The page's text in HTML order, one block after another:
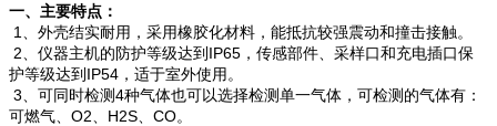
一、主要特点：
1、外壳结实耐用，采用橡胶化材料，能抵抗较强震动和撞击接触。
2、仪器主机的防护等级达到IP65，传感部件、采样口和充电插口保
护等级达到IP54，适于室外使用。
3、可同时检测4种气体也可以选择检测单一气体，可检测的气体有：
可燃气、O2、H2S、CO。